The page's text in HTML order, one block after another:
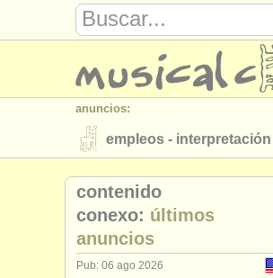
anuncios:
empleos - interpretación
instrumentos en venta
directorios:
orquestas y teatros
musicalchairs:
contenido
conexo: últimos
anuncios
Pub: 06 ago 2026